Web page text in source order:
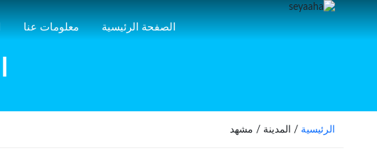
الصفحة الرئيسية معلومات عنا
الرئيسية / المدينة / مشهد